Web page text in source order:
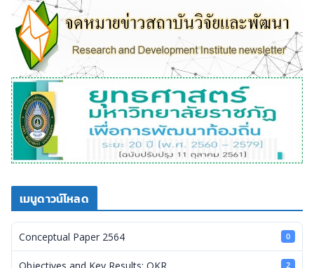
เมนูดาวน์โหลด
Conceptual Paper 2564 0
Objectives and Key Results: OKR 2